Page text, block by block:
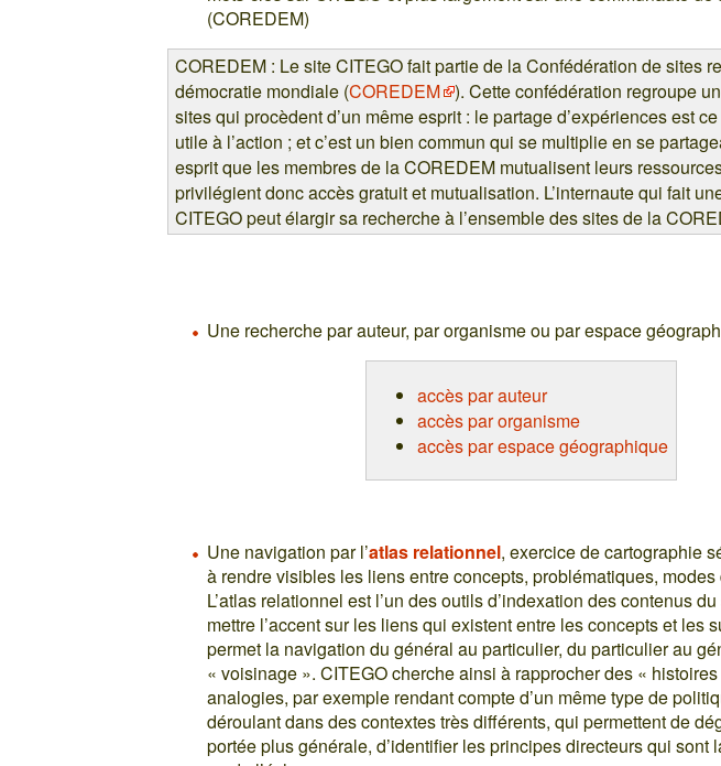
(COREDEM)
COREDEM : Le site CITEGO fait partie de la Confédération de sites
démocratie mondiale (COREDEM ). Cette confédération regroupe
sites qui procèdent d’un même esprit : le partage d’expériences est
utile à l’action ; et c’est un bien commun qui se multiplie en se
esprit que les membres de la COREDEM mutualisent leurs
privilégient donc accès gratuit et mutualisation. L’internaute qui fait
CITEGO peut élargir sa recherche à l’ensemble des sites de la
Une recherche par auteur, par organisme ou par espace
accès par auteur
accès par organisme
accès par espace géographique
Une navigation par l’atlas relationnel, exercice de cartographie
à rendre visibles les liens entre concepts, problématiques, modes
L’atlas relationnel est l’un des outils d’indexation des contenus
mettre l’accent sur les liens qui existent entre les concepts et les
permet la navigation du général au particulier, du particulier au
« voisinage ». CITEGO cherche ainsi à rapprocher des «
analogies, par exemple rendant compte d’un même type de
déroulant dans des contextes très différents, qui permettent de
portée plus générale, d’identifier les principes directeurs qui sont